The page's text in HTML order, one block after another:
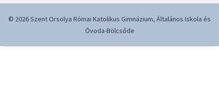
© 2026 Szent Orsolya Római Katolikus Gimnázium, Általános Iskola és
Óvoda-Bölcsőde